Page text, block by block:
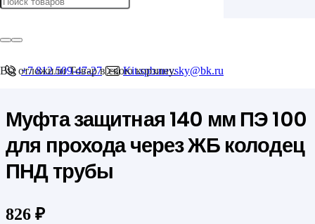
+7 812 509-47-27 Kit.spb.nevsky@bk.ru
Вы отложилиТоварв свою корзину.
Главная
трубы
Муфта защитная 140 мм ПЭ 100
для прохода через ЖБ колодец
ПНД трубы
826 ₽